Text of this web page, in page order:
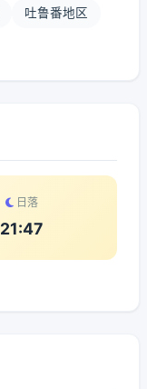
吐鲁番地区
日落
21:47